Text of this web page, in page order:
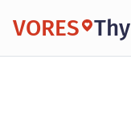
VORES Thy